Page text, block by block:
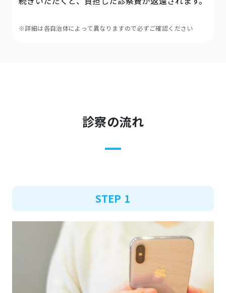
※詳細は各自治体によって異なりますので必ずご確認ください
診察の流れ
STEP 1